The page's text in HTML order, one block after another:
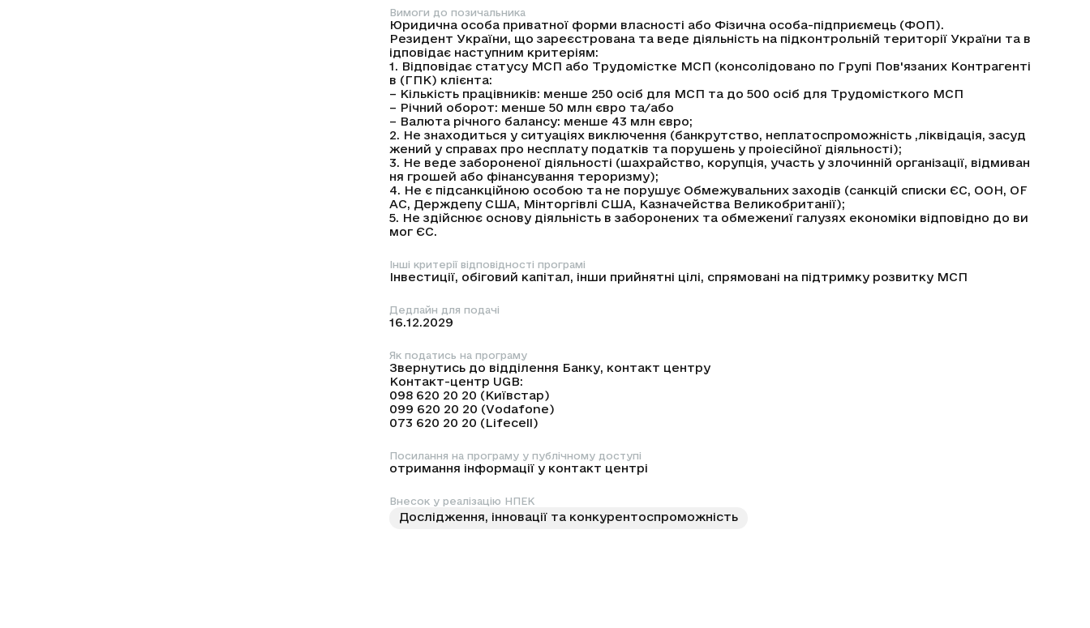
Вимоги до позичальника
Юридична особа приватної форми власності або Фізична особа-підприємець (ФОП).
Резидент України, що зареєстрована та веде діяльність на підконтрольній території України та в
ідповідає наступним критеріям:
1. Відповідає статусу МСП або Трудомістке МСП (консолідовано по Групі Пов'язаних Контрагенті
в (ГПК) клієнта:
– Кількість працівників: менше 250 осіб для МСП та до 500 осіб для Трудомісткого МСП
– Річний оборот: менше 50 млн євро та/або
– Валюта річного балансу: менше 43 млн євро;
2. Не знаходиться у ситуаціях виключення (банкрутство, неплатоспроможність ,ліквідація, засуд
жений у справах про несплату податків та порушень у проіесійної діяльності);
3. Не веде забороненої діяльності (шахрайство, корупція, участь у злочинній організації, відмиван
ня грошей або фінансування тероризму);
4. Не є підсанкційною особою та не порушує Обмежувальних заходів (санкцій списки ЄС, ООН, OF
AC, Держдепу США, Мінторгівлі США, Казначейства Великобританії);
5. Не здійснює основу діяльність в заборонених та обмежениї галузях економіки відповідно до ви
мог ЄС.
Інші критерії відповідності програмі
Інвестиції, обіговий капітал, інши прийнятні цілі, спрямовані на підтримку розвитку МСП
Дедлайн для подачі
16.12.2029
Як податись на програму
Звернутись до відділення Банку, контакт центру
Контакт-центр UGB:
098 620 20 20 (Київстар)
099 620 20 20 (Vodafone)
073 620 20 20 (Lifecell)
Посилання на програму у публічному доступі
отримання інформації у контакт центрі
Внесок у реалізацію НПЕК
Дослідження, інновації та конкурентоспроможність